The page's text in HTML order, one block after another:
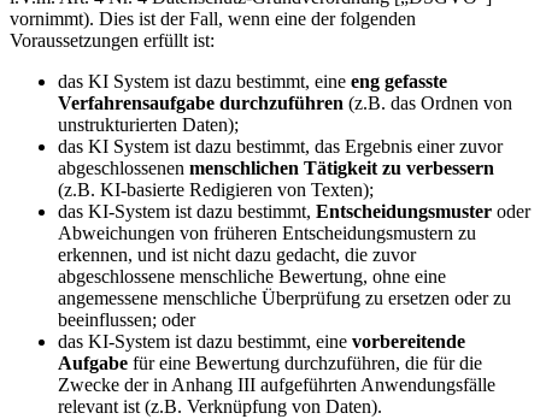
vornimmt). Dies ist der Fall, wenn eine der folgenden
Voraussetzungen erfüllt ist:
das KI System ist dazu bestimmt, eine eng gefasste
Verfahrensaufgabe durchzuführen (z.B. das Ordnen von
unstrukturierten Daten);
das KI System ist dazu bestimmt, das Ergebnis einer zuvor
abgeschlossenen menschlichen Tätigkeit zu verbessern
(z.B. KI-basierte Redigieren von Texten);
das KI-System ist dazu bestimmt, Entscheidungsmuster oder
Abweichungen von früheren Entscheidungsmustern zu
erkennen, und ist nicht dazu gedacht, die zuvor
abgeschlossene menschliche Bewertung, ohne eine
angemessene menschliche Überprüfung zu ersetzen oder zu
beeinflussen; oder
das KI-System ist dazu bestimmt, eine vorbereitende
Aufgabe für eine Bewertung durchzuführen, die für die
Zwecke der in Anhang III aufgeführten Anwendungsfälle
relevant ist (z.B. Verknüpfung von Daten).